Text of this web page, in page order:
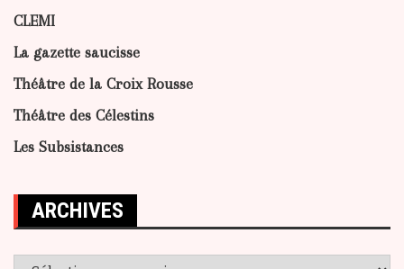
CLEMI
La gazette saucisse
Théâtre de la Croix Rousse
Théâtre des Célestins
Les Subsistances
ARCHIVES
Archives